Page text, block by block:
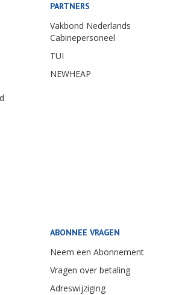
PARTNERS
Vakbond Nederlands
Cabinepersoneel
TUI
NEWHEAP
ABONNEE VRAGEN
Neem een Abonnement
Vragen over betaling
Adreswijziging